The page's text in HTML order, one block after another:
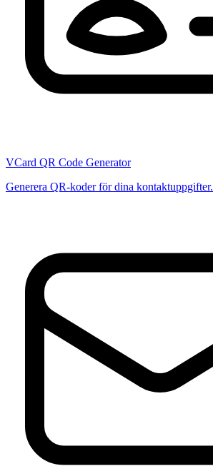
VCard QR Code Generator
Generera QR-koder för dina kontaktuppgifter.